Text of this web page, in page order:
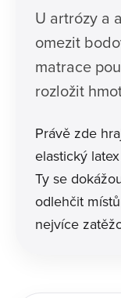
U artrózy a
omezit
matrace
rozložit
Právě zde
elastický
Ty se
odlehčit
nejvíce